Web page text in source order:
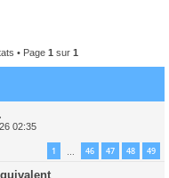
• Page 1 sur 1
02:35
1 46 47 48 49